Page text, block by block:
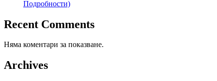
Подробности)
Recent Comments
Няма коментари за показване.
Archives